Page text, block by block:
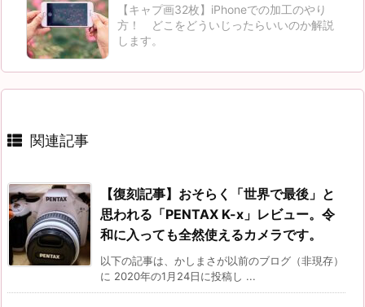
【キャプ画32枚】iPhoneでの加工のやり
方！ どこをどういじったらいいのか解説
します。
関連記事
【復刻記事】おそらく「世界で最後」と
思われる「PENTAX K-x」レビュー。令
和に入っても全然使えるカメラです。
以下の記事は、かしまさが以前のブログ（非現存）
に 2020年の1月24日に投稿し ...